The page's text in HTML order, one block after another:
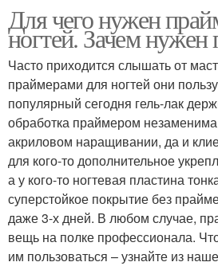
Для чего нужен
ногтей. Зачем нужен
Часто приходится слышать от
праймерами для ногтей они
популярный сегодня гель-лак
обработка праймером
акриловом наращивании, да и
для кого-то дополнительное
а у кого-то ногтевая пластина
суперстойкое покрытие без
даже 3-х дней. В любом случае,
вещь на полке профессионала.
им пользоваться – узнайте из